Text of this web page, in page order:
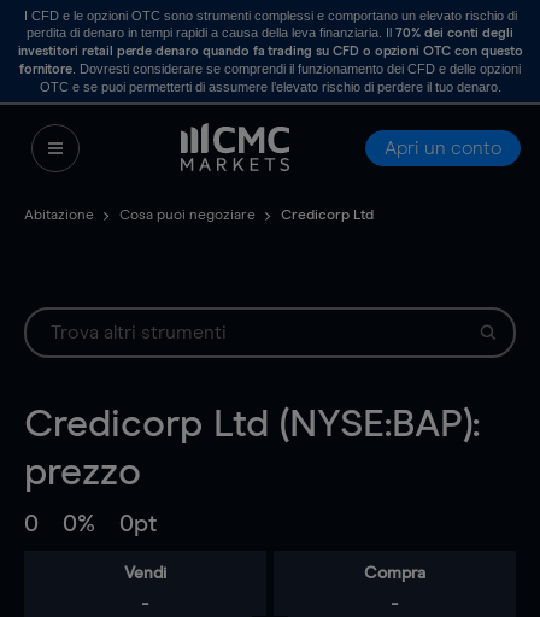
I CFD e le opzioni OTC sono strumenti complessi e comportano un elevato rischio di
perdita di denaro in tempi rapidi a causa della leva finanziaria. Il70% dei conti degli
investitori retail perde denaro quando fa trading su CFD o opzioni OTC con questo
fornitore . Dovresti considerare se comprendi il funzionamento dei CFD e delle opzioni
OTC e se puoi permetterti di assumere l’elevato rischio di perdere il tuo denaro.
Apri un conto
Abitazione Cosa puoi negoziare Credicorp Ltd
Credicorp Ltd (NYSE:BAP):
prezzo
0 0% 0pt
Vendi
-
Compra
-